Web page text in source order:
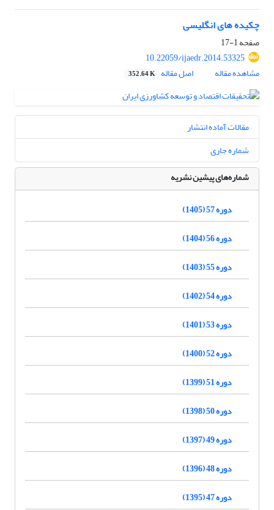
چکیده های انگلیسی
صفحه1-17
10.22059/ijaedr.2014.53325
مشاهده مقاله
اصل مقاله 352.64 K
مقالات آماده انتشار
شماره جاری
شماره‌های پیشین نشریه
دوره 57 (1405)
دوره 56 (1404)
دوره 55 (1403)
دوره 54 (1402)
دوره 53 (1401)
دوره 52 (1400)
دوره 51 (1399)
دوره 50 (1398)
دوره 49 (1397)
دوره 48 (1396)
دوره 47 (1395)